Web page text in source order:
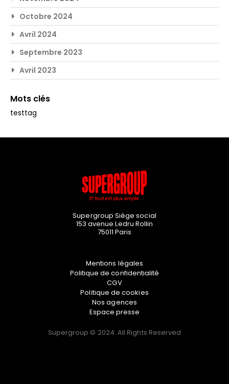
Octobre 2024
Avril 2024
Septembre 2023
Avril 2023
Mots clés
testtag
Supergroup Siège social
153 avenue Ledru Rollin
75011 Paris
Mentions légales
Politique de confidentialité
CGV
Politique de cookies
Nos agences
Espace presse
Supergroup © 2024. All Rights Reserved